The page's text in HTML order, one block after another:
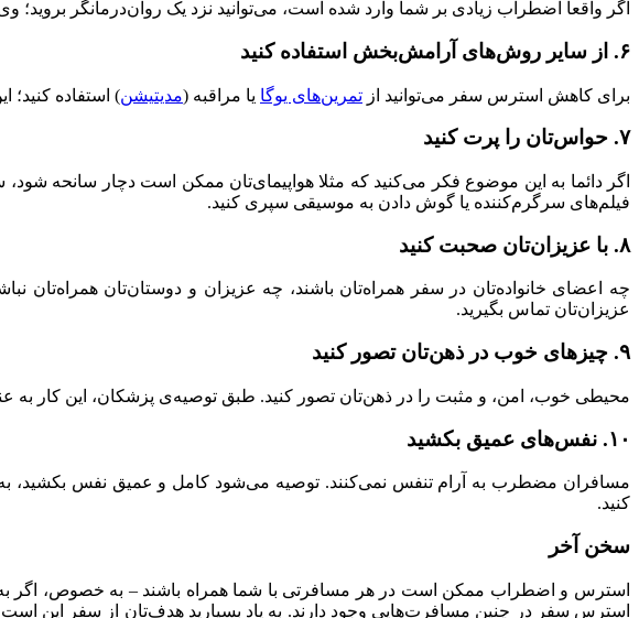
اگر واقعا اضطراب زیادی بر شما وارد شده است، می‌توانید نزد یک روان‌درمانگر بروید؛
۶. از سایر روش‌های آرامش‌بخش استفاده کنید
برای کاهش استرس سفر می‌توانید از تمرین‌های یوگا یا مراقبه (مدیتیشن) استفاده کنید؛
۷. حواس‌تان را پرت کنید
اگر دائما به این موضوع فکر می‌کنید که مثلا هواپیمای‌تان ممکن است دچار سانحه
فیلم‌های سرگرم‌کننده یا گوش دادن به موسیقی سپری کنید.
۸. با عزیزان‌تان صحبت کنید
چه اعضای خانواده‌تان در سفر همراه‌تان باشند، چه عزیزان و دوستان‌تان همراه‌تان
عزیزان‌تان تماس بگیرید.
۹. چیزهای خوب در ذهن‌تان تصور کنید
محیطی خوب، امن، و مثبت را در ذهن‌تان تصور کنید. طبق توصیه‌ی پزشکان، این کار
۱۰. نفس‌های عمیق بکشید
مسافران مضطرب به آرام تنفس نمی‌کنند. توصیه می‌شود کامل و عمیق نفس بکشید،
کنید.
سخن آخر
استرس و اضطراب ممکن است در هر مسافرتی با شما همراه باشند – به خصوص، اگر به
استرس سفر در چنین مسافرت‌هایی وجود دارند. به یاد بسپارید هدف‌تان از سفر این